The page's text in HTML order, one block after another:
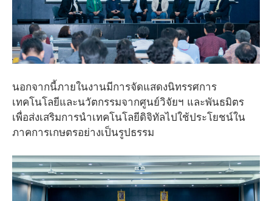
นอกจากนี้ภายในงานมีการจัดแสดงนิทรรศการ
เทคโนโลยีและนวัตกรรมจากศูนย์วิจัยฯ และพันธมิตร
เพื่อส่งเสริมการนำเทคโนโลยีดิจิทัลไปใช้ประโยชน์ใน
ภาคการเกษตรอย่างเป็นรูปธรรม